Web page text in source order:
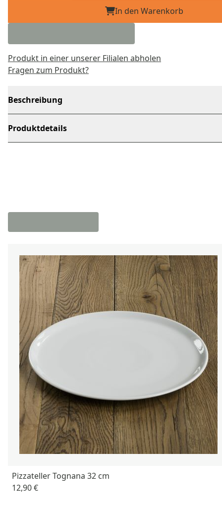
In den Warenkorb
Produkt in einer unserer Filialen abholen
Fragen zum Produkt?
Beschreibung
Produktdetails
Pizzateller Tognana 32 cm
12,90 €